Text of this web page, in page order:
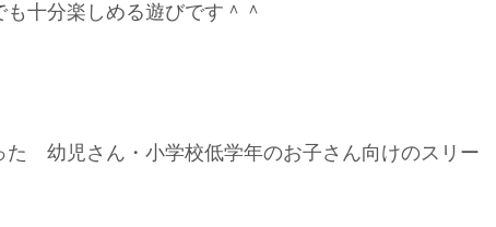
十分楽しめる遊びです＾＾
た 幼児さん・小学校低学年のお子さん向けのスリー